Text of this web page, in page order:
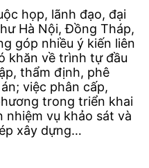
họp, lãnh đạo, đại
Hà Nội, Đồng Tháp,
góp nhiều ý kiến liên
khăn về trình tự đầu
thẩm định, phê
việc phân cấp,
trong triển khai
vụ khảo sát và
xây dựng…